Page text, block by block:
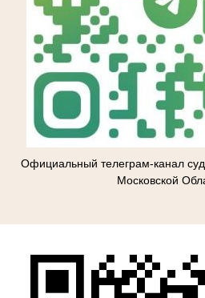
Официальный телеграм-канал
Московской